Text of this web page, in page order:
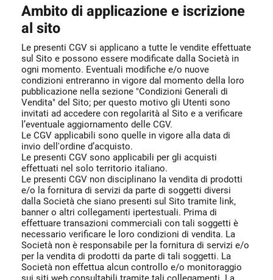
Ambito di applicazione e iscrizione
al sito
Le presenti CGV si applicano a tutte le vendite effettuate
sul Sito e possono essere modificate dalla Società in
ogni momento. Eventuali modifiche e/o nuove
condizioni entreranno in vigore dal momento della loro
pubblicazione nella sezione "Condizioni Generali di
Vendita" del Sito; per questo motivo gli Utenti sono
invitati ad accedere con regolarità al Sito e a verificare
l’eventuale aggiornamento delle CGV.
Le CGV applicabili sono quelle in vigore alla data di
invio dell'ordine d’acquisto.
Le presenti CGV sono applicabili per gli acquisti
effettuati nel solo territorio italiano.
Le presenti CGV non disciplinano la vendita di prodotti
e/o la fornitura di servizi da parte di soggetti diversi
dalla Società che siano presenti sul Sito tramite link,
banner o altri collegamenti ipertestuali. Prima di
effettuare transazioni commerciali con tali soggetti è
necessario verificare le loro condizioni di vendita. La
Società non è responsabile per la fornitura di servizi e/o
per la vendita di prodotti da parte di tali soggetti. La
Società non effettua alcun controllo e/o monitoraggio